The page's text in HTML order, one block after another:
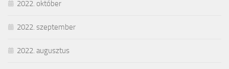
2022. október
2022. szeptember
2022. augusztus